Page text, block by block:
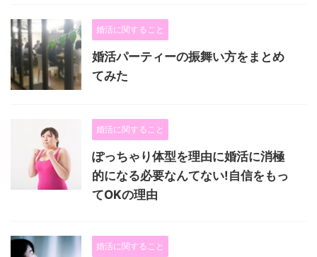
婚活に関すること
婚活パーティーの振舞い方をまとめ
てみた
婚活に関すること
ぽっちゃり体型を理由に婚活に消極
的になる必要なんてない!自信をもっ
てOKの理由
婚活に関すること